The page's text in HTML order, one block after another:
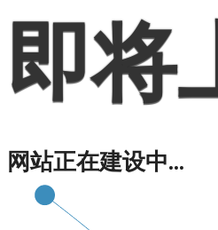
即将
网站正在建设中...